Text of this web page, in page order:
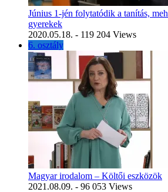
Június 1-jén folytatódik a tanítás,
gyerekek
2020.05.18. - 119 204 Views
6. osztály
Magyar irodalom – Költői eszközök
2021.08.09. - 96 053 Views